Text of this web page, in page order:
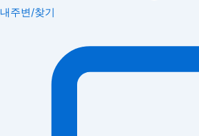
내주변/찾기